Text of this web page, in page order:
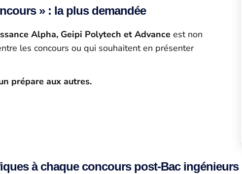
» : la plus demandée
Alpha, Geipi Polytech et Advanceest non
les concours ou qui souhaitent en présenter
prépare aux autres.
à chaque concours post-Bac ingénieurs